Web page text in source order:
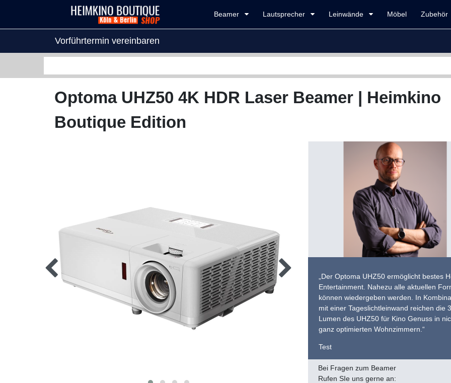
Beamer Lautsprecher Leinwände Möbel Zubehör
Vorführtermin vereinbaren
Optoma UHZ50 4K HDR Laser Beamer | Heimkino
Boutique Edition
„Der Optoma UHZ50 ermöglicht bestes
Entertainment. Nahezu alle aktuellen
können wiedergeben werden. In
mit einer Tageslichtleinwand reichen die
Lumen des UHZ50 für Kino Genuss in
ganz optimierten Wohnzimmern.“
Test
Bei Fragen zum Beamer
Rufen SIe uns gerne an: